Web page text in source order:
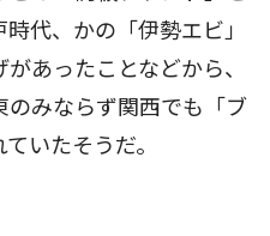
代、かの「伊勢エビ」
あったことなどから、
のみならず関西でも「ブ
いたそうだ。